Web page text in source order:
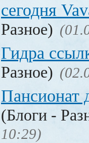
сегодня
Разное)
Гидра
Разное)
Пансионат
(Блоги -
10:29)